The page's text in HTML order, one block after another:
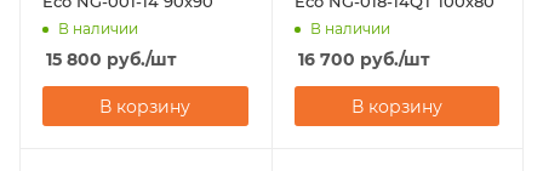
В наличии
15 800 руб./шт
В корзину
В наличии
16 700 руб./шт
В корзину